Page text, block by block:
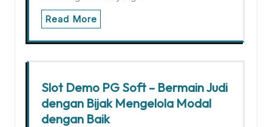
Read More
Slot Demo PG Soft – Bermain Judi
dengan Bijak Mengelola Modal
dengan Baik